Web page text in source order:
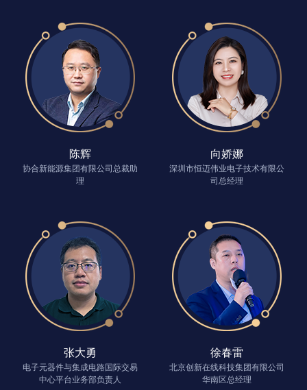
陈辉
协合新能源集团有限公司总裁助
理
向娇娜
深圳市恒迈伟业电子技术有限公
司总经理
张大勇
电子元器件与集成电路国际交易
中心平台业务部负责人
徐春雷
北京创新在线科技集团有限公司
华南区总经理